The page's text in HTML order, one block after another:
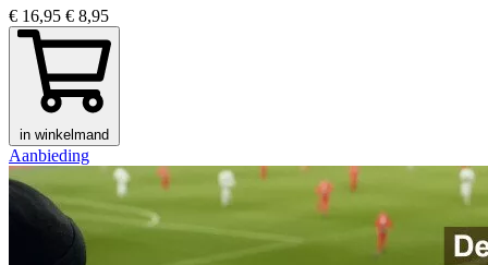
€ 16,95 € 8,95
in winkelmand
Aanbieding